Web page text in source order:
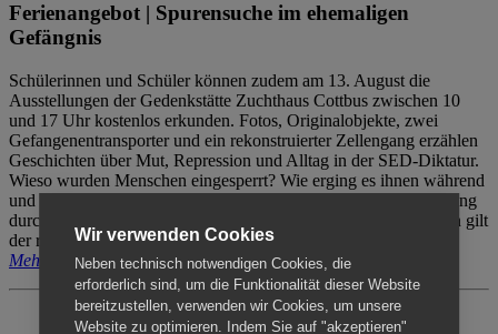
Ferienangebot | Spurensuche im ehemaligen
Gefängnis
Schülerinnen und Schüler können zudem am 13. August die
Ausstellungen der Gedenkstätte Zuchthaus Cottbus zwischen 10
und 17 Uhr kostenlos erkunden. Fotos, Originalobjekte, zwei
Gefangenentransporter und ein rekonstruierter Zellengang erzählen
Geschichten über Mut, Repression und Alltag in der SED-Diktatur.
Wieso wurden Menschen eingesperrt? Wie erging es ihnen während
und nach der Haft? Der Besuch erfolgt individuell ohne Betreuung
durch das Menschenrechtszentrum Cottbus. Für Begleitpersonen gilt
der reguläre Eintritt (8€ / ermäßigt 5€).
Mehr erfahren
Wir verwenden Cookies
Neben technisch notwendigen Cookies, die
erforderlich sind, um die Funktionalität dieser Website
bereitzustellen, verwenden wir Cookies, um unsere
Website zu optimieren. Indem Sie auf "akzeptieren"